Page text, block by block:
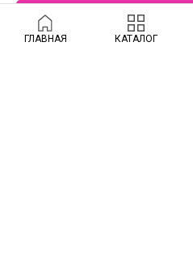
ГЛАВНАЯ КАТАЛОГ
купить сейчас